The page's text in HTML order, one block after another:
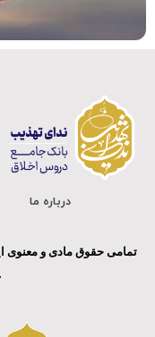
درباره ما
تمامی حقوق مادی و معنوی